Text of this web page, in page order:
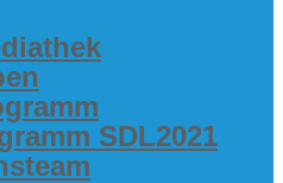
SDL2021